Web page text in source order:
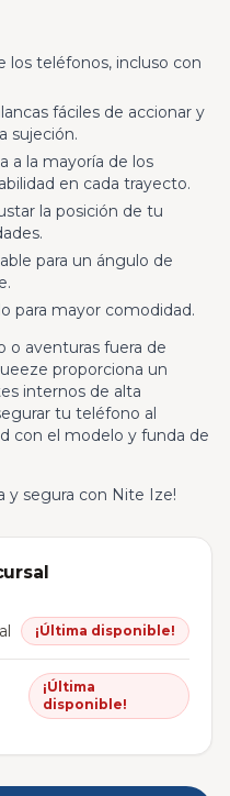
los teléfonos, incluso con
fáciles de accionar y
sujeción.
a la mayoría de los
en cada trayecto.
la posición de tu
para un ángulo de
para mayor comodidad.
o aventuras fuera de
proporciona un
internos de alta
tu teléfono al
con el modelo y funda de
y segura con Nite Ize!
¡Última disponible!
¡Última
disponible!